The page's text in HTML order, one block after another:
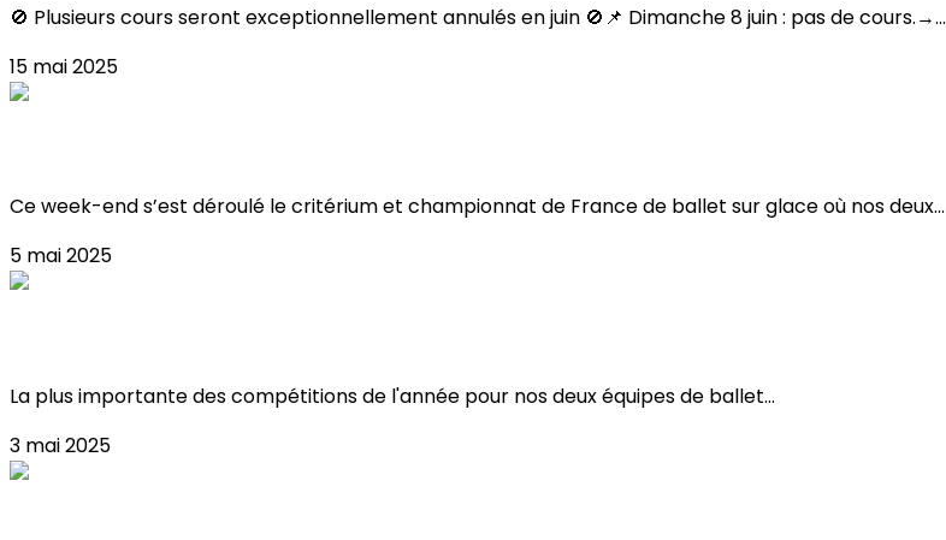
🚫 Plusieurs cours seront exceptionnellement annulés en juin 🚫📌 Dimanche 8 juin : pas de cours.→...
15 mai 2025
Ce week-end s’est déroulé le critérium et championnat de France de ballet sur glace où nos deux...
5 mai 2025
La plus importante des compétitions de l'année pour nos deux équipes de ballet...
3 mai 2025